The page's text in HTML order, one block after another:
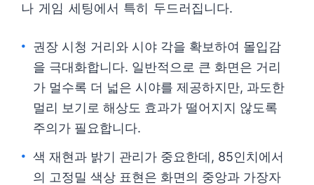
나 게임 세팅에서 특히 두드러집니다.
권장 시청 거리와 시야 각을 확보하여 몰입감
을 극대화합니다. 일반적으로 큰 화면은 거리
가 멀수록 더 넓은 시야를 제공하지만, 과도한
멀리 보기로 해상도 효과가 떨어지지 않도록
주의가 필요합니다.
색 재현과 밝기 관리가 중요한데, 85인치에서
의 고정밀 색상 표현은 화면의 중앙과 가장자